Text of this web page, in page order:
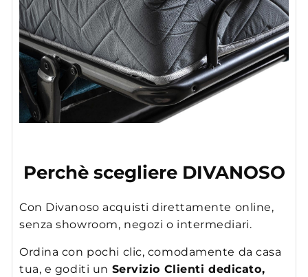
Perchè scegliere DIVANOSO
Con Divanoso acquisti direttamente online,
senza showroom, negozi o intermediari.
Ordina con pochi clic, comodamente da casa
tua, e goditi un Servizio Clienti dedicato,